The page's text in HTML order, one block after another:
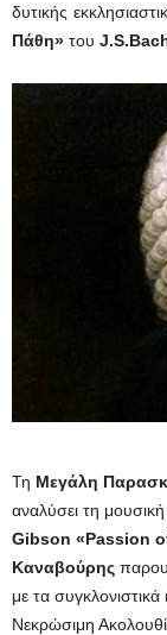
δυτικής
Πάθη» του
Τη Μεγάλη
αναλύσει τη
Gibson «Passion
Καναβούρης
με τα
Νεκρώσιμη